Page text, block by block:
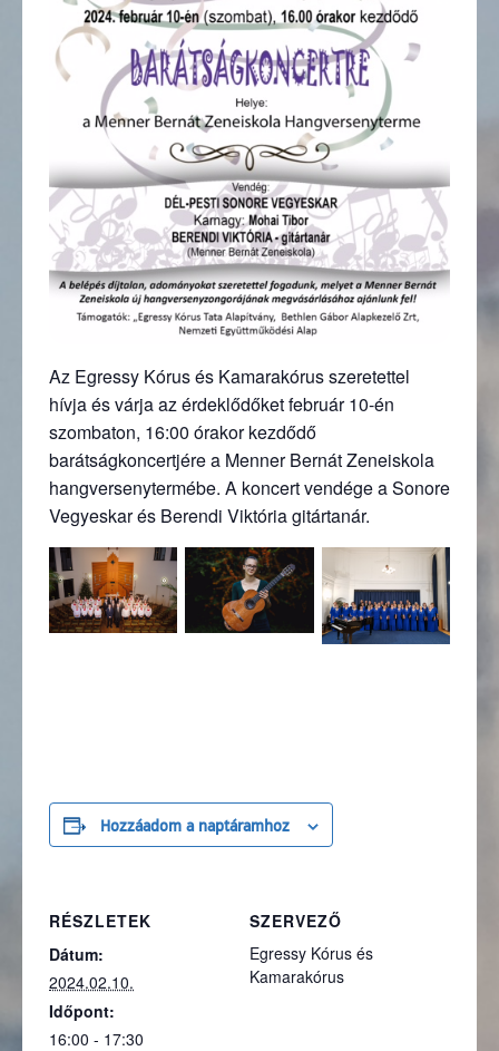
Az Egressy Kórus és Kamarakórus szeretettel
hívja és várja az érdeklődőket február 10-én
szombaton, 16:00 órakor kezdődő
barátságkoncertjére a Menner Bernát Zeneiskola
hangversenytermébe. A koncert vendége a Sonore
Vegyeskar és Berendi Viktória gitártanár.
Ugrás a galéria utánra
Hozzáadom a naptáramhoz
RÉSZLETEK
Dátum:
2024.02.10.
Időpont:
16:00 - 17:30
SZERVEZŐ
Egressy Kórus és
Kamarakórus